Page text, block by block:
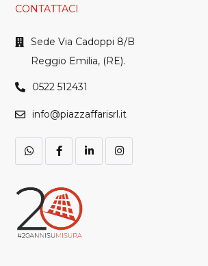
CONTATTACI
Sede Via Cadoppi 8/B
Reggio Emilia, (RE).
0522 512431
info@piazzaffarisrl.it